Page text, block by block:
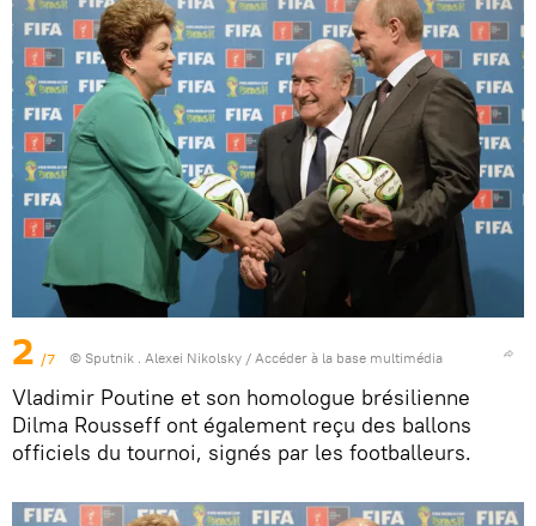
2 /7 © Sputnik . Alexei Nikolsky / Accéder à la base multimédia
Vladimir Poutine et son homologue brésilienne
Dilma Rousseff ont également reçu des ballons
officiels du tournoi, signés par les footballeurs.